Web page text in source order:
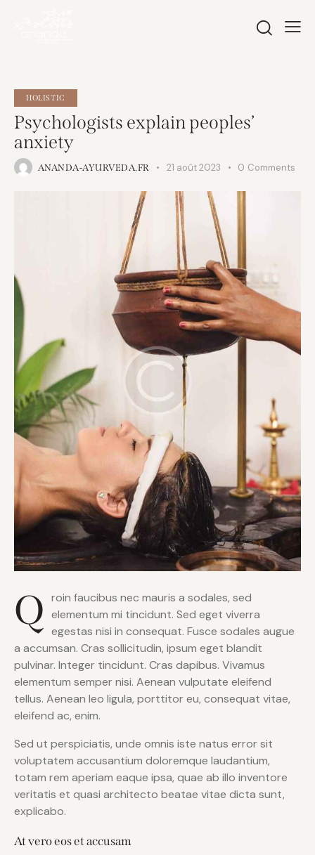
HOLISTIC
Psychologists explain peoples’
anxiety
ANANDA-AYURVEDA.FR 21 août 2023 0 Comments
Q roin faucibus nec mauris a sodales, sed
elementum mi tincidunt. Sed eget viverra
egestas nisi in consequat. Fusce sodales augue
a accumsan. Cras sollicitudin, ipsum eget blandit
pulvinar. Integer tincidunt. Cras dapibus. Vivamus
elementum semper nisi. Aenean vulputate eleifend
tellus. Aenean leo ligula, porttitor eu, consequat vitae,
eleifend ac, enim.
Sed ut perspiciatis, unde omnis iste natus error sit
voluptatem accusantium doloremque laudantium,
totam rem aperiam eaque ipsa, quae ab illo inventore
veritatis et quasi architecto beatae vitae dicta sunt,
explicabo.
At vero eos et accusam